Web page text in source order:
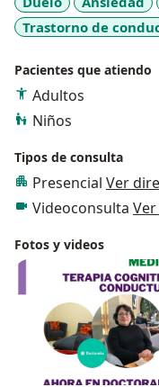
Trastorno de
Pacientes que atiendo
Adultos
Niños
Tipos de consulta
Presencial Ver
Videoconsulta
Fotos y videos